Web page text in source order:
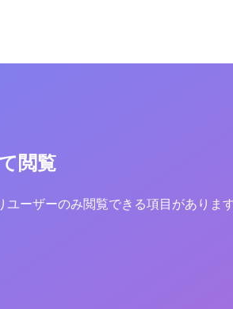
閲覧
ユーザーのみ閲覧できる項目がありま